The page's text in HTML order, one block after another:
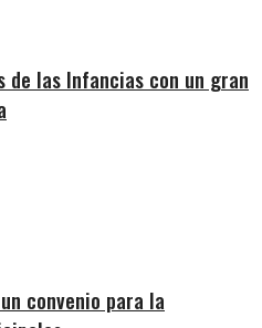
de las Infancias con un gran
convenio para la